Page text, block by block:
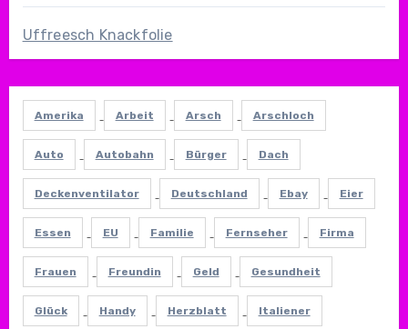
Uffreesch Knackfolie
Amerika Arbeit Arsch Arschloch
Auto Autobahn Bürger Dach
Deckenventilator Deutschland Ebay Eier
Essen EU Familie Fernseher Firma
Frauen Freundin Geld Gesundheit
Glück Handy Herzblatt Italiener